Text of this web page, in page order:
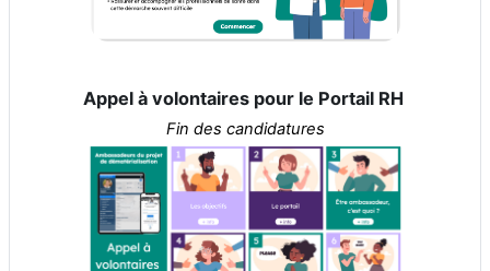
Appel à volontaires pour le Portail RH
Fin des candidatures